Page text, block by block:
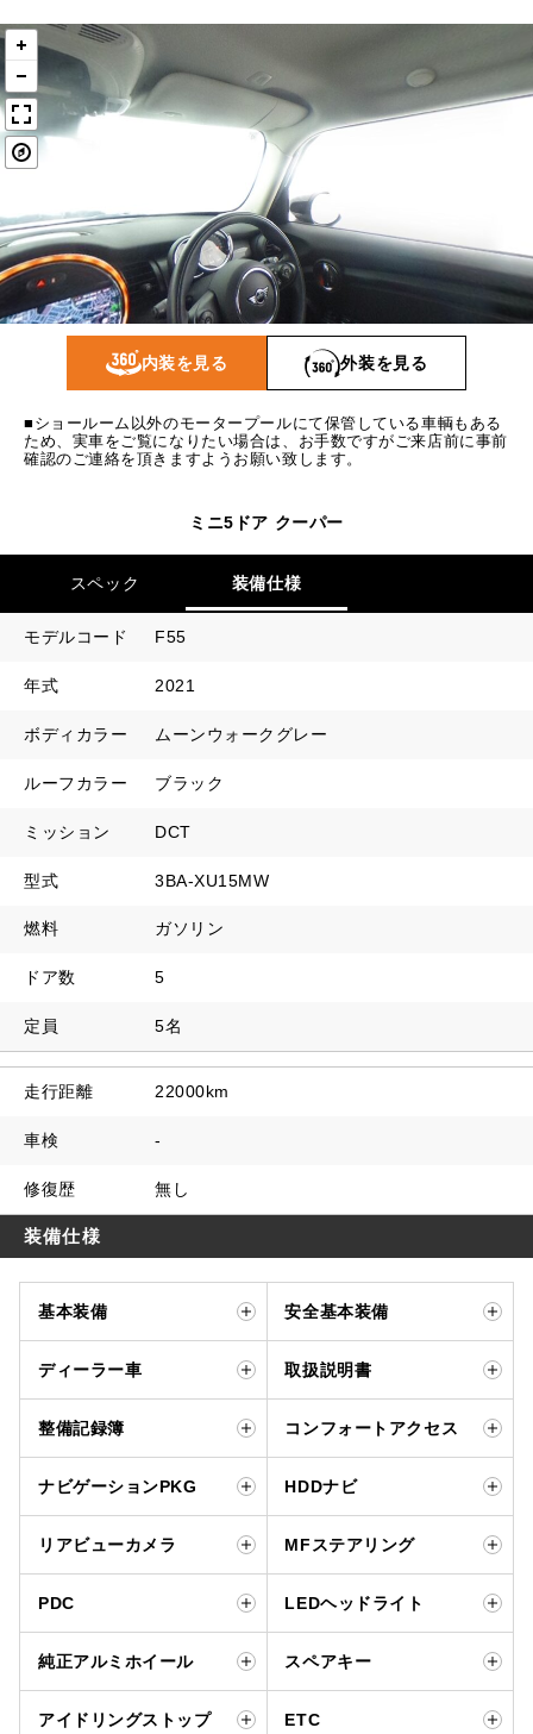
工場
お問い合わせ
BMW MINI サービス工場
iR TECH FACTORY
ROVER MINI
iR MAKERS
TEL
MAP
買取
査定依頼
来店予約
総支払額 319.5 万円
頭金
残価 65 万円
支払回数
内訳
1回目 19,346 円
2回目以降 12,600
ボーナス月数 14 回
内装を見る 外装を見る
■ショールーム以外のモータープールにて保管している車輌もある
ため、実車をご覧になりたい場合は、お手数ですがご来店前に事前
確認のご連絡を頂きますようお願い致します。
ミニ5ドア クーパー
スペック 装備仕様
モデルコード F55
年式 2021
ボディカラー ムーンウォークグレー
ルーフカラー ブラック
ミッション DCT
型式 3BA-XU15MW
燃料 ガソリン
ドア数 5
定員 5名
走行距離 22000km
車検 -
修復歴 無し
装備仕様
基本装備 安全基本装備
ディーラー車 取扱説明書
整備記録簿 コンフォートアクセス
ナビゲーションPKG HDDナビ
リアビューカメラ MFステアリング
PDC LEDヘッドライト
純正アルミホイール スペアキー
アイドリングストップ ETC